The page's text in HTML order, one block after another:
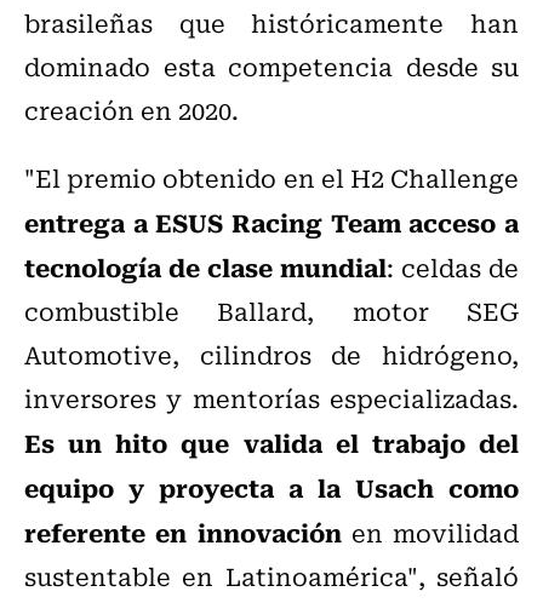
brasileñas que históricamente han
dominado esta competencia desde su
creación en 2020.
"El premio obtenido en el H2 Challenge
entrega a ESUS Racing Team acceso a
tecnología de clase mundial: celdas de
combustible Ballard, motor SEG
Automotive, cilindros de hidrógeno,
inversores y mentorías especializadas.
Es un hito que valida el trabajo del
equipo y proyecta a la Usach como
referente en innovaciónen movilidad
sustentable en Latinoamérica", señaló